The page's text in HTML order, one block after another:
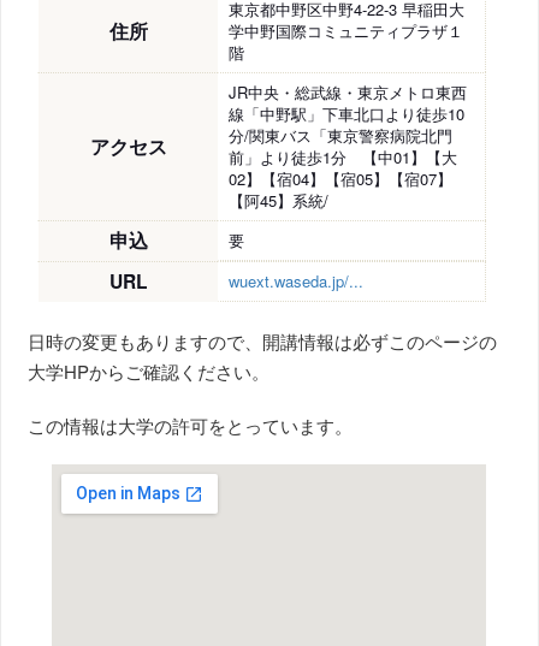
住所
東京都中野区中野4-22-3 早稲田大
学中野国際コミュニティプラザ１
階
アクセス
JR中央・総武線・東京メトロ東西
線「中野駅」下車北口より徒歩10
分/関東バス「東京警察病院北門
前」より徒歩1分 【中01】【大
02】【宿04】【宿05】【宿07】
【阿45】系統/
申込 要
URL wuext.waseda.jp/...
日時の変更もありますので、開講情報は必ずこのページの
大学HPからご確認ください。
この情報は大学の許可をとっています。